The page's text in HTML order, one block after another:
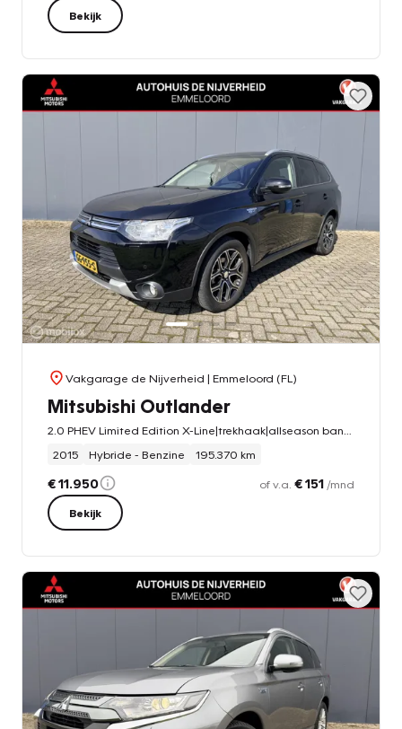
Bekijk
Vakgarage de Nijverheid | Emmeloord (FL)
Mitsubishi Outlander
2015
Hybride - Benzine 195.370 km
€ 11.950 of v.a. € 151 /mnd
Bekijk